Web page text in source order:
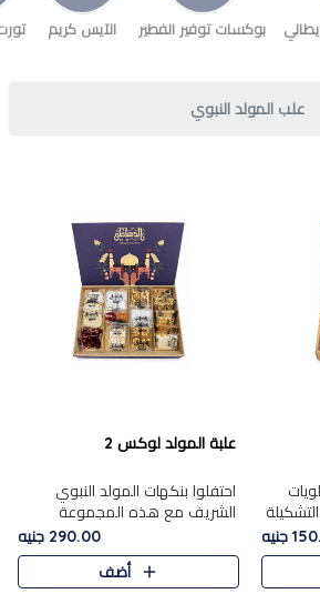
بوكسات توفير الفطير الآيس كريم
علب المولد النبوي
من 9 قطع. تتضمنجنيه
علبة المولد لوكس 2
احتفلوا بنكهات المولد النبوي
الشريف مع هذه المجموعة
الفاخرة المكونة من 19 قطعة،
والتي تم اختيارها بعناية فائقة لتُبرز
تشكيلة واسعة من الحلويات
290.00 جنيه
أضف